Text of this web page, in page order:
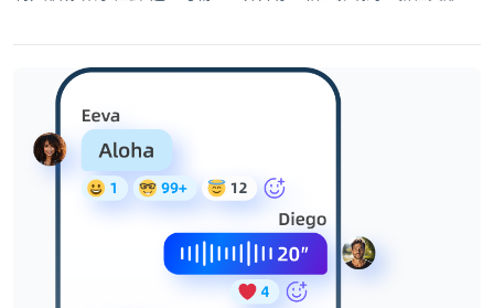
交产品的核心竞争力逐渐聚焦于即时通信能力的打造